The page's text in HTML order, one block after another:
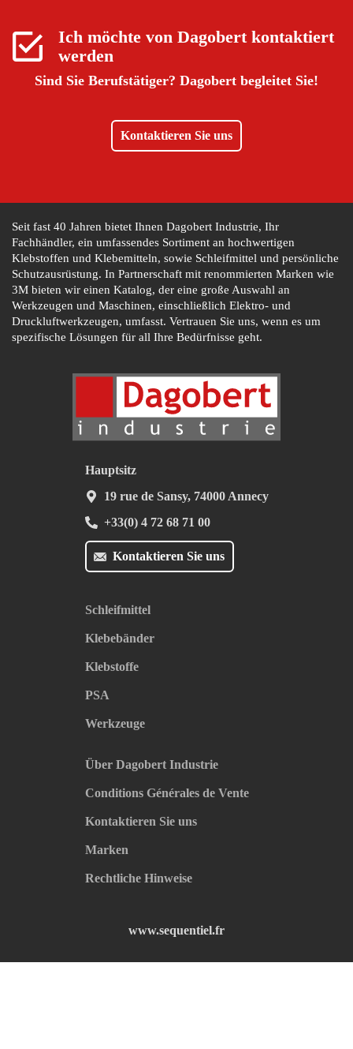
Ich möchte von Dagobertkontaktiert
werden
Sind Sie Berufstätiger? Dagobert begleitet Sie!
Kontaktieren Sie uns
Seit fast 40 Jahren bietet Ihnen Dagobert Industrie, Ihr
Fachhändler, ein umfassendes Sortiment an hochwertigen
Klebstoffen und Klebemitteln, sowie Schleifmittel und persönliche
Schutzausrüstung. In Partnerschaft mit renommierten Marken wie
3M bieten wir einen Katalog, der eine große Auswahl an
Werkzeugen und Maschinen, einschließlich Elektro- und
Druckluftwerkzeugen, umfasst. Vertrauen Sie uns, wenn es um
spezifische Lösungen für all Ihre Bedürfnisse geht.
Kontaktieren Sie uns
Hauptsitz
19 rue de Sansy, 74000 Annecy
+33(0) 4 72 68 71 00
Schleifmittel
Klebebänder
Klebstoffe
PSA
Werkzeuge
Über Dagobert Industrie
Conditions Générales de Vente
Kontaktieren Sie uns
Marken
Rechtliche Hinweise
www.sequentiel.fr